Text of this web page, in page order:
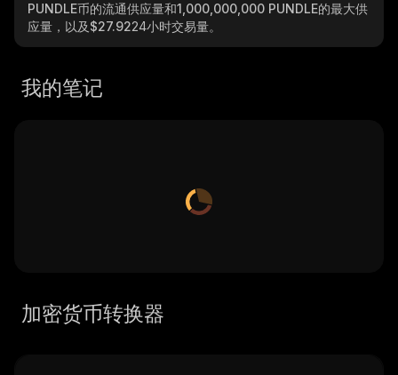
PUNDLE币的流通供应量和1,000,000,000 PUNDLE的最大供
应量，以及$27.9224小时交易量。
我的笔记
加密货币转换器